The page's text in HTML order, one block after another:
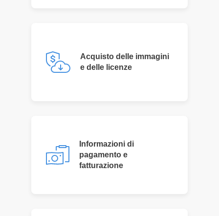
Acquisto delle immagini
e delle licenze
Informazioni di
pagamento e
fatturazione